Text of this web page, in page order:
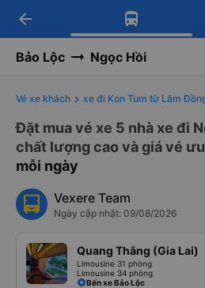
Tải app Vexere
Nhận ưu đãi thành
Tải app Vexere
-30k/ghế khi đặt vé
arrow_back
Bảo Lộc Ngọc Hồi
Vé xe khách xe đi Kon Tum từ Lâm
Đặt mua vé xe 5 nhà xe đi
chất lượng cao và giá vé
mỗi ngày
Vexere Team
Ngày cập nhật: 09/08/2026
Quang Thắng (Gia Lai)
Limousine 31 phòng
Limousine 34 phòng
Bến xe Bảo Lộc